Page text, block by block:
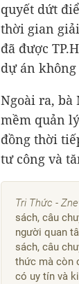
quyết dứt
thời gian
đã được
dự án không
Ngoài ra,
mềm quản
đồng thời
tư công và
Tri Thức -
sách, câu
người quan
sách, câu
thức mà còn
có uy tín và